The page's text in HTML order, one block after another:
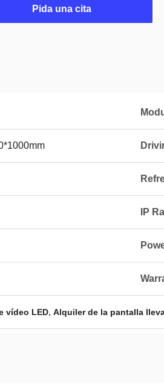
Pida una cita
IP
vídeo LED, Alquiler de la pantalla